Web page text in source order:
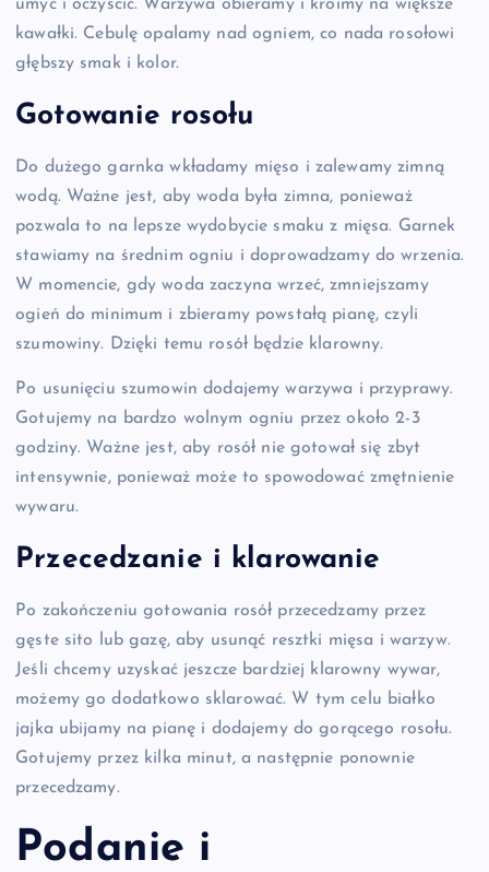
umyć i oczyścić. Warzywa obieramy i kroimy na większe
kawałki. Cebulę opalamy nad ogniem, co nada rosołowi
głębszy smak i kolor.
Gotowanie rosołu
Do dużego garnka wkładamy mięso i zalewamy zimną
wodą. Ważne jest, aby woda była zimna, ponieważ
pozwala to na lepsze wydobycie smaku z mięsa. Garnek
stawiamy na średnim ogniu i doprowadzamy do wrzenia.
W momencie, gdy woda zaczyna wrzeć, zmniejszamy
ogień do minimum i zbieramy powstałą pianę, czyli
szumowiny. Dzięki temu rosół będzie klarowny.
Po usunięciu szumowin dodajemy warzywa i przyprawy.
Gotujemy na bardzo wolnym ogniu przez około 2-3
godziny. Ważne jest, aby rosół nie gotował się zbyt
intensywnie, ponieważ może to spowodować zmętnienie
wywaru.
Przecedzanie i klarowanie
Po zakończeniu gotowania rosół przecedzamy przez
gęste sito lub gazę, aby usunąć resztki mięsa i warzyw.
Jeśli chcemy uzyskać jeszcze bardziej klarowny wywar,
możemy go dodatkowo sklarować. W tym celu białko
jajka ubijamy na pianę i dodajemy do gorącego rosołu.
Gotujemy przez kilka minut, a następnie ponownie
przecedzamy.
Podanie i